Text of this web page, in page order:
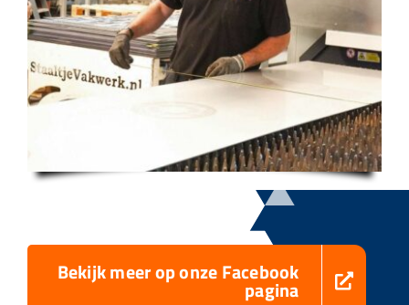
Bekijk meer op onze Facebook
pagina